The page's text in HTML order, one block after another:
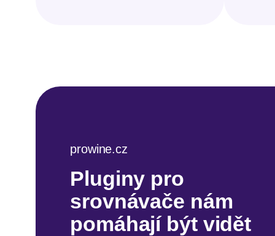
prowine.cz
Pluginy pro
srovnávače nám
pomáhají být vidět
bojopozornost.cz
Platební brána a
doprava
– to moji zákazníci